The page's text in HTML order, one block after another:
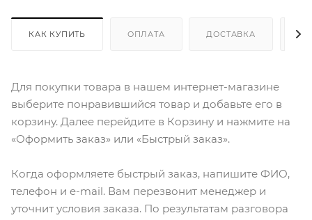
КАК КУПИТЬ ОПЛАТА ДОСТАВКА
Для покупки товара в нашем интернет-магазине
выберите понравившийся товар и добавьте его в
корзину. Далее перейдите в Корзину и нажмите на
«Оформить заказ» или «Быстрый заказ».
Когда оформляете быстрый заказ, напишите ФИО,
телефон и e-mail. Вам перезвонит менеджер и
уточнит условия заказа. По результатам разговора